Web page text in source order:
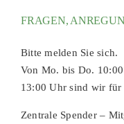
FRAGEN,
Bitte melden Sie sich.
Von Mo. bis Do.
13:00 Uhr sind wir für
Zentrale Spender –